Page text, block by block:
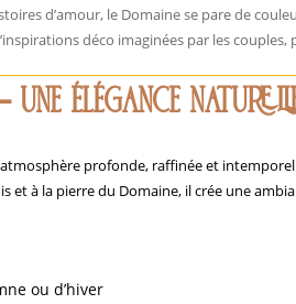
d’amour, le Domaine se pare de
déco imaginées par les
élégance
profonde, raffinée et
et à la pierre du Domaine, il crée une
ou d’hiver